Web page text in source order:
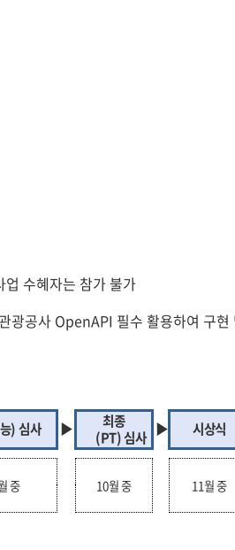
수혜자는 참가 불가
공사 OpenAPI 필수 활용하여 구현
) 심사 ▶
최종
(PT)심사 ▶ 시상식
중 10월 중 11월 중